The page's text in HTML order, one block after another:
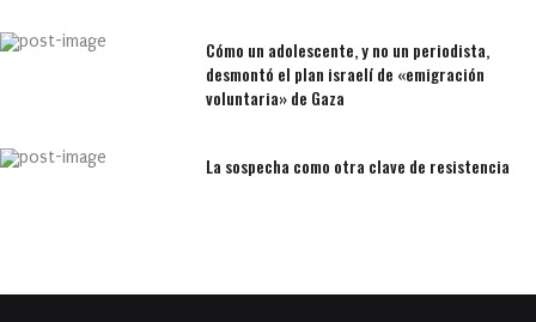
Cómo un adolescente, y no un periodista,
desmontó el plan israelí de «emigración
voluntaria» de Gaza
La sospecha como otra clave de resistencia